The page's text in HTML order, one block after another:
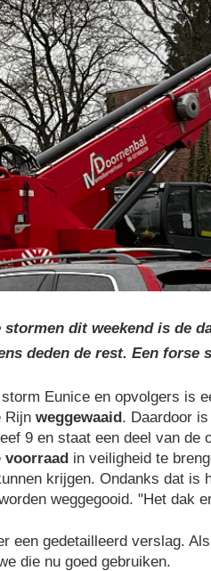
stormen dit weekend is de
deden de rest. Een forse
Eunice en opvolgers is
Rijn weggewaaid. Daardoor
9 en staat een deel van
voorraad in veiligheid te
krijgen. Ondanks dat is
weggegooid. "Het dak
een gedetailleerd verslag.
die nu goed gebruiken.